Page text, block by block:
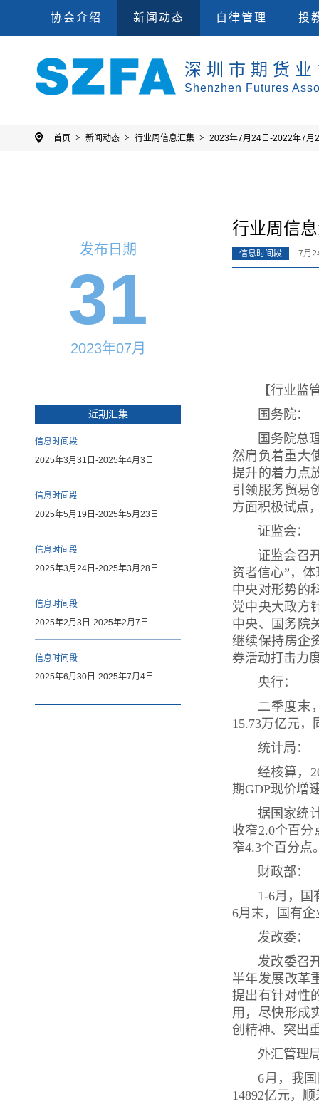
协会介绍
新闻动态
自律管理
投
深圳市期货
Shenzhen Futures
首页 新闻动态 行业周信息汇集 2023年7月24日-2022年7月
发布日期
2023年07月
31
近期汇集
信息时间段
2025年3月31日-2025年4月3日
信息时间段
2025年5月19日-2025年5月23日
信息时间段
2025年3月24日-2025年3月28日
信息时间段
2025年2月3日-2025年2月7日
信息时间段
2025年6月30日-2025年7月4日
行业周信
信息时间段 7月
【行业监
国务院：
国务院总
然肩负着重大
提升的着力点
引领服务贸易
方面积极试点
证监会：
证监会召
资者信心”，
中央对形势的
党中央大政方
中央、国务院
继续保持房企
券活动打击力
央行：
二季度末
15.73万亿元，
统计局：
经核算，
期GDP现价增
据国家统
收窄2.0个百分
窄4.3个百分点
财政部：
1-6月，国
6月末，国有
发改委：
发改委召
半年发展改革
提出有针对性
用，尽快形成
创精神、突出
外汇管理
6月，我
14892亿元，